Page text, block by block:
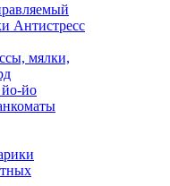
Антистресс
мялки,
йо